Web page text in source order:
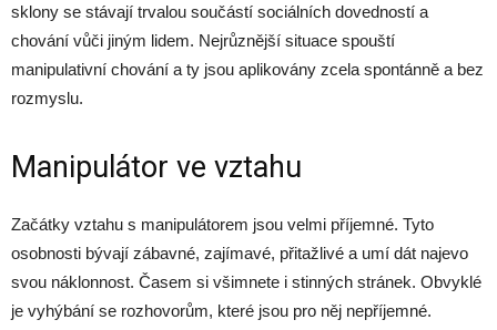
sklony se stávají trvalou součástí sociálních dovedností a
chování vůči jiným lidem. Nejrůznější situace spouští
manipulativní chování a ty jsou aplikovány zcela spontánně a bez
rozmyslu.
Manipulátor ve vztahu
Začátky vztahu s manipulátorem jsou velmi příjemné. Tyto
osobnosti bývají zábavné, zajímavé, přitažlivé a umí dát najevo
svou náklonnost. Časem si všimnete i stinných stránek. Obvyklé
je vyhýbání se rozhovorům, které jsou pro něj nepříjemné.